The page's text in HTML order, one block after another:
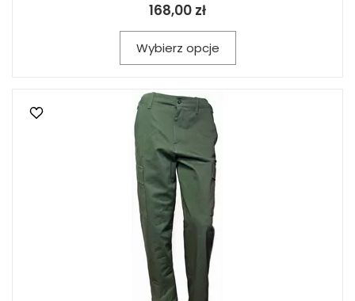
168,00 zł
Wybierz opcje